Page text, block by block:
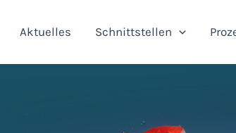
Aktuelles Schnittstellen